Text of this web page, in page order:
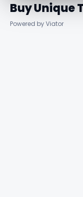
Buy Unique
Powered by Viator